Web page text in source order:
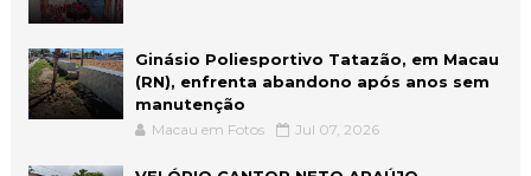
Ginásio Poliesportivo Tatazão, em Macau
(RN), enfrenta abandono após anos sem
manutenção
Macau em Fotos Jul 07, 2026